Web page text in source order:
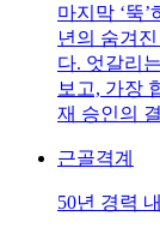
마지막 ‘뚝
년의 숨겨
다. 엇갈리
보고, 가장
재 승인의
근골격계
50년 경력